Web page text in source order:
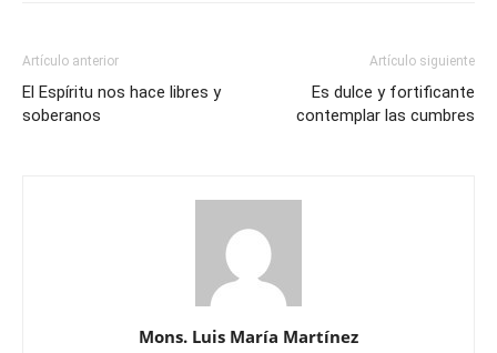
Artículo anterior
El Espíritu nos hace libres y
soberanos
Artículo siguiente
Es dulce y fortificante
contemplar las cumbres
Mons. Luis María Martínez